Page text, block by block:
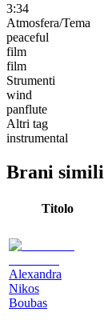
3:34
Atmosfera/Tema
peaceful
film
film
Strumenti
wind
panflute
Altri tag
instrumental
Brani simili
Titolo
Alexandra
Nikos
Boubas